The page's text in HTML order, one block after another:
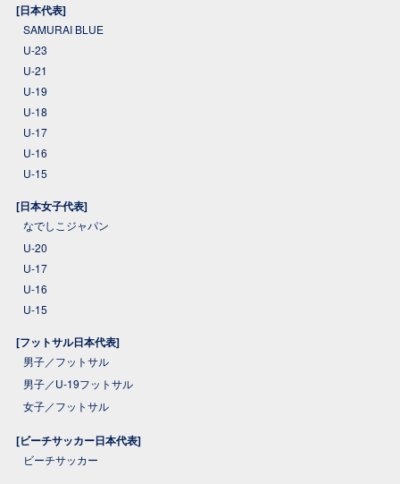
[日本代表]
SAMURAI BLUE
U-23
U-21
U-19
U-18
U-17
U-16
U-15
[日本女子代表]
なでしこジャパン
U-20
U-17
U-16
U-15
[フットサル日本代表]
男子／フットサル
男子／U-19フットサル
女子／フットサル
[ビーチサッカー日本代表]
ビーチサッカー